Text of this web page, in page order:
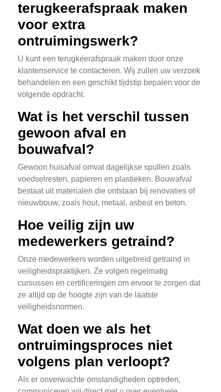
terugkeerafspraak maken
voor extra
ontruimingswerk?
U kunt een terugkeerafspraak maken door onze
klantenservice te contacteren. Wij zullen uw verzoek
behandelen en een geschikt tijdstip bepalen voor de
volgende opdracht.
Wat is het verschil tussen
gewoon afval en
bouwafval?
Gewoon huisafval omvat dagelijkse spullen zoals
voedselresten, papieren en plastieken. Bouwafval
bestaat uit materialen die ontstaan bij renovaties of
nieuwbouw, zoals hout, metaal, asbest en beton.
Hoe veilig zijn uw
medewerkers getraind?
Onze medewerkers worden uitgebreid getraind in
veiligheidspraktijken. Ze volgen regelmatig
cursussen en certificeringen om ervoor te zorgen dat
ze altijd op de hoogte zijn van de laatste
veiligheidsnormen.
Wat doen we als het
ontruimingsproces niet
volgens plan verloopt?
Als er onverwachte omstandigheden optreden,